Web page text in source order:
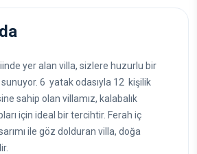
yer alan villa, sizlere huzurlu bir
6 yatak odasıyla 12 kişilik
sahip olan villamız, kalabalık
için ideal bir tercihtir. Ferah iç
ile göz dolduran villa, doğa